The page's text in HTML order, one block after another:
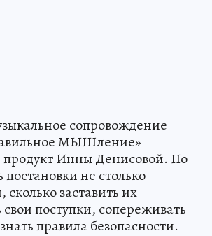
сопровождение
МЫШление»
Инны Денисовой. По
постановки не столько
сколько заставить их
поступки, сопереживать
правила безопасности.